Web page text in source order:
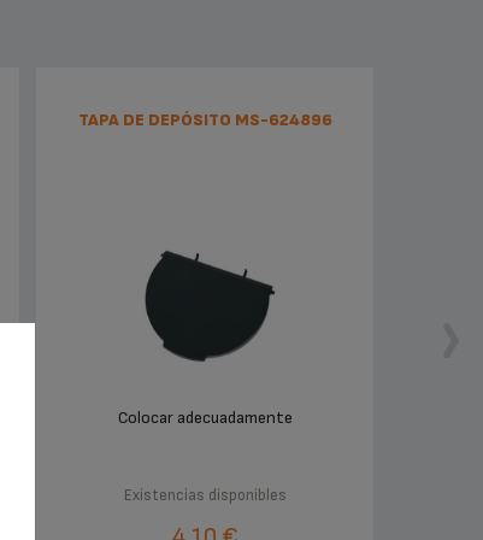
TAPA DE DEPÓSITO MS-624896
Colocar adecuadamente
Existencias disponibles